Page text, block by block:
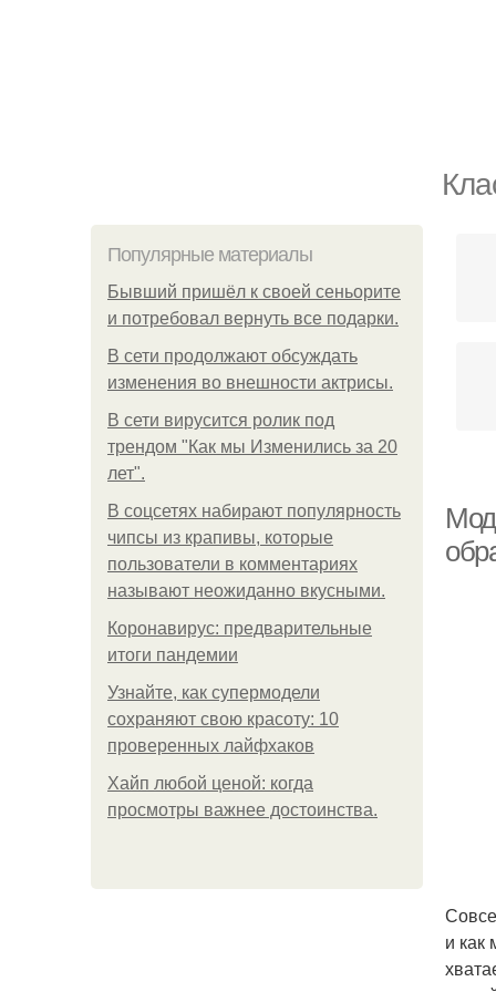
Популярные материалы
Бывший пришёл к своей сеньорите
и потребовал вернуть все подарки.
В сети продолжают обсуждать
изменения во внешности актрисы.
В сети вирусится ролик под
трендом "Как мы Изменились за 20
лет".
В соцсетях набирают популярность
чипсы из крапивы, которые
пользователи в комментариях
называют неожиданно вкусными.
Коронавирус: предварительные
итоги пандемии
Узнайте, как супермодели
сохраняют свою красоту: 10
проверенных лайфхаков
Хайп любой ценой: когда
просмотры важнее достоинства.
и как